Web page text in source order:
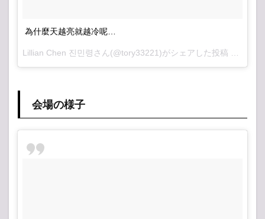
為什麼天越亮就越冷呢…
会場の様子